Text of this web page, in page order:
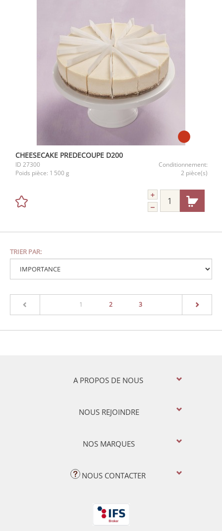
CHEESECAKE PREDECOUPE D200
ID 27300
Conditionnement:
Poids pièce: 1 500 g 2 pièce(s)
TRIER PAR:
1 2 3
A PROPOS DE NOUS
NOUS REJOINDRE
NOS MARQUES
NOUS CONTACTER